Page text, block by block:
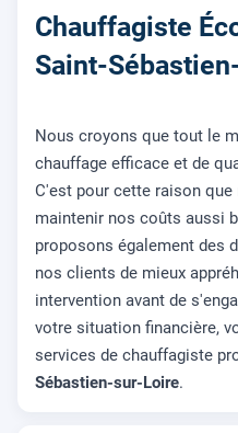
Chauffagiste
Saint-
Nous croyons que tout le
chauffage efficace et de
C'est pour cette raison
maintenir nos coûts aussi
proposons également des
nos clients de mieux
intervention avant de
votre situation financière,
services de chauffagiste
Sébastien-sur-Loire.